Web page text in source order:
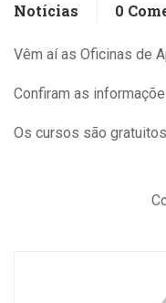
Notícias 0
Vêm aí as Oficinas de
Confiram as
Os cursos são